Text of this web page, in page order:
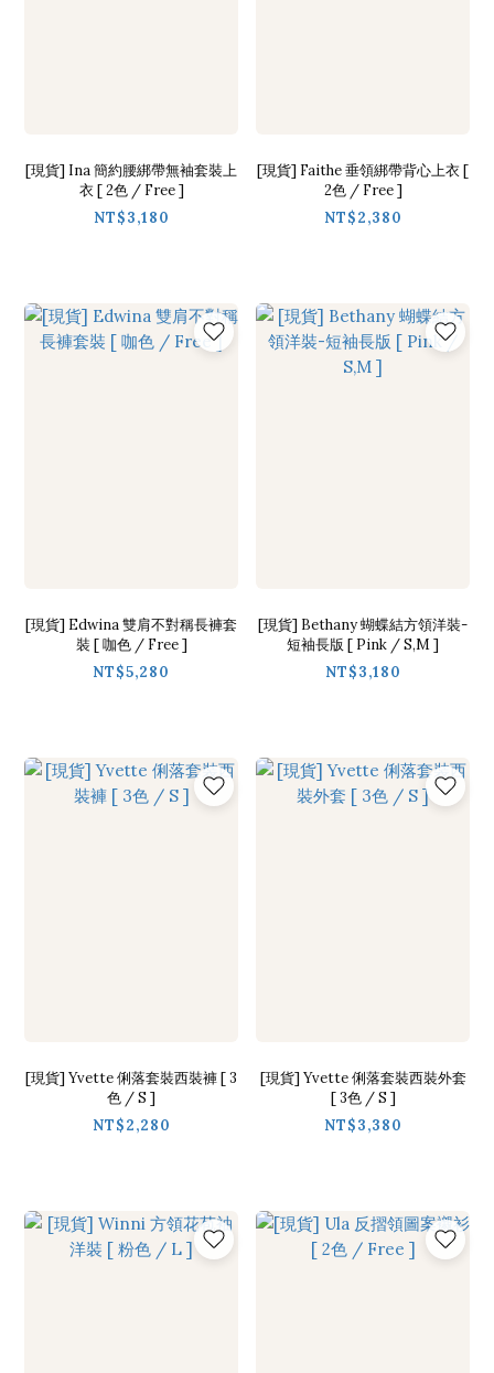
[現貨] Ina 簡約腰綁帶無袖套裝上
衣 [ 2色 / Free ]
NT$3,180
[現貨] Faithe 垂領綁帶背心上衣 [
2色 / Free ]
NT$2,380
[現貨] Edwina 雙肩不對稱長褲套
裝 [ 咖色 / Free ]
NT$5,280
[現貨] Bethany 蝴蝶結方領洋裝-
短袖長版 [ Pink / S,M ]
NT$3,180
[現貨] Yvette 俐落套裝西裝褲 [ 3
色 / S ]
NT$2,280
[現貨] Yvette 俐落套裝西裝外套
[ 3色 / S ]
NT$3,380